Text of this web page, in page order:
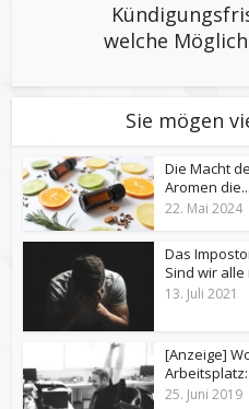
welche
Sie mögen
Die Macht
Aromen die...
22. Mai 2024
Das
Sind wir alle
13. Juli 2021
[Anzeige]
25. Juni 2019